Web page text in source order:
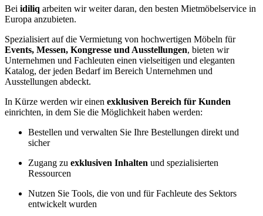
Bei idiliq arbeiten wir weiter daran, den besten Mietmöbelservice in
Europa anzubieten.
Spezialisiert auf die Vermietung von hochwertigen Möbeln für
Events, Messen, Kongresse und Ausstellungen, bieten wir
Unternehmen und Fachleuten einen vielseitigen und eleganten
Katalog, der jeden Bedarf im Bereich Unternehmen und
Ausstellungen abdeckt.
In Kürze werden wir einen exklusiven Bereich für Kunden
einrichten, in dem Sie die Möglichkeit haben werden:
Bestellen und verwalten Sie Ihre Bestellungen direkt und
sicher
Zugang zu exklusiven Inhalten und spezialisierten
Ressourcen
Nutzen Sie Tools, die von und für Fachleute des Sektors
entwickelt wurden